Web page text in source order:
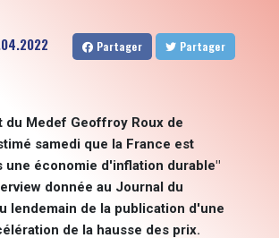
Partager Partager
du Medef Geoffroy Roux de
samedi que la France est
une économie d'inflation durable"
donnée au Journal du
lendemain de la publication d'une
de la hausse des prix.